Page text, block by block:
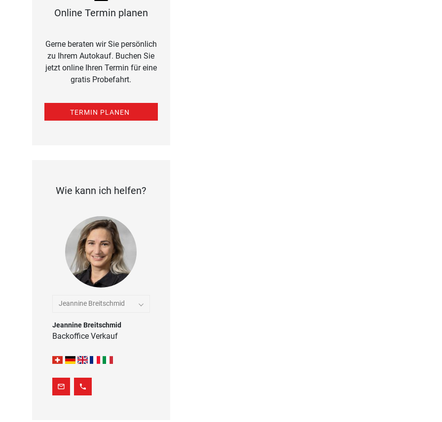
Online Termin planen
Gerne beraten wir Sie persönlich
zu Ihrem Autokauf. Buchen Sie
jetzt online Ihren Termin für eine
gratis Probefahrt.
TERMIN PLANEN
Wie kann ich helfen?
Jeannine Breitschmid
Jeannine Breitschmid
Backoffice Verkauf
mail_outline phone